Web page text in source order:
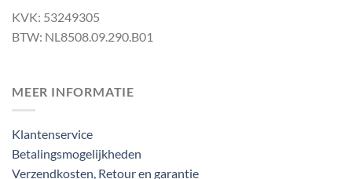
KVK: 53249305
BTW: NL8508.09.290.B01
MEER INFORMATIE
Klantenservice
Betalingsmogelijkheden
Verzendkosten, Retour en garantie